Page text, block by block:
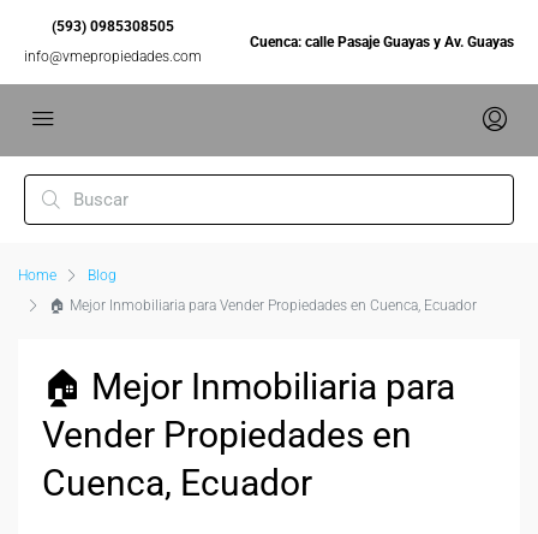
(593) 0985308505
info@vmepropiedades.com
Cuenca: calle Pasaje Guayas y Av. Guayas
Home
Blog
🏠 Mejor Inmobiliaria para Vender Propiedades en Cuenca, Ecuador
🏠 Mejor Inmobiliaria para
Vender Propiedades en
Cuenca, Ecuador